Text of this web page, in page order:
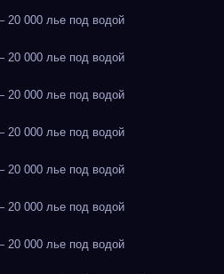
000 лье под водой
000 лье под водой
000 лье под водой
000 лье под водой
000 лье под водой
000 лье под водой
000 лье под водой